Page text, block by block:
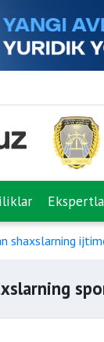
shaxslarning